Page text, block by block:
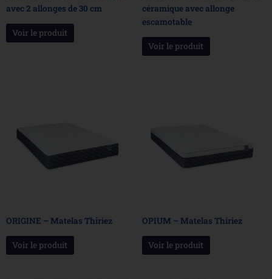
avec 2 allonges de 30 cm
Voir le produit
céramique avec allonge
escamotable
Voir le produit
ORIGINE – Matelas Thiriez
Voir le produit
OPIUM – Matelas Thiriez
Voir le produit